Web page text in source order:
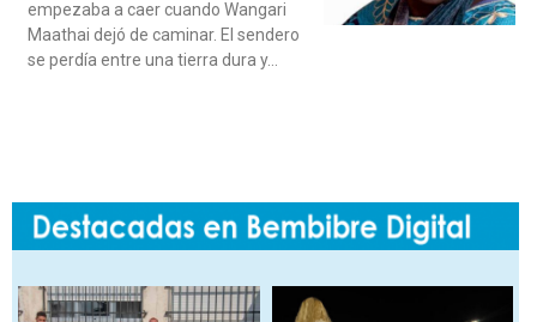
empezaba a caer cuando Wangari
Maathai dejó de caminar. El sendero
se perdía entre una tierra dura y…